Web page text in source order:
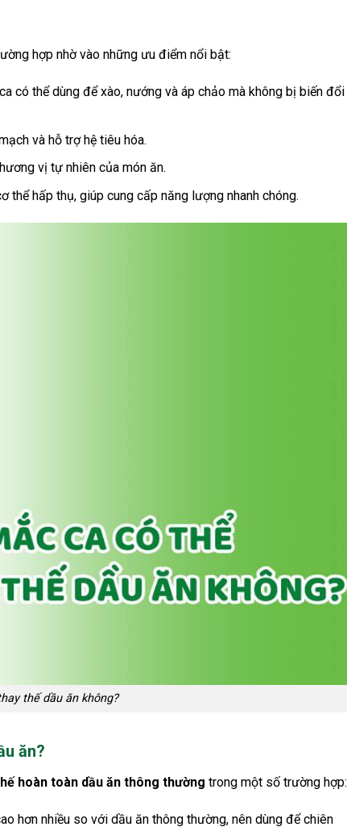
hợp nhờ vào những ưu điểm nổi bật:
có thể dùng để xào, nướng và áp chảo mà không bị biến đổi
và hỗ trợ hệ tiêu hóa.
vị tự nhiên của món ăn.
thể hấp thụ, giúp cung cấp năng lượng nhanh chóng.
thế dầu ăn không?
ăn?
hoàn toàn dầu ăn thông thường trong một số trường hợp:
hơn nhiều so với dầu ăn thông thường, nên dùng để chiên